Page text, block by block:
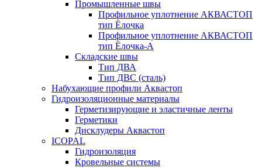
Промышленные швы
Профильное уплотнение АКВАСТОП
тип Ёлочка
Профильное уплотнение АКВАСТОП
тип Ёлочка-А
Складские швы
Тип ДВА
Тип ДВС (сталь)
Набухающие профили Аквастоп
Гидроизоляционные материалы
Герметизирующие и эластичные ленты
Герметики
Дисклудеры Аквастоп
ICOPAL
Гидроизоляция
Кровельные системы